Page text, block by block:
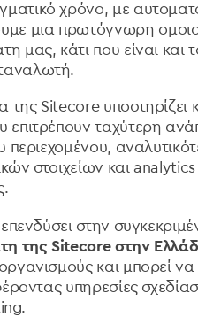
χρόνο, με
μια πρωτόγνωρη
μας, κάτι που είναι και
Sitecore υποστηρίζει
επιτρέπουν ταχύτερη
περιεχομένου,
στοιχείων και analytics
στην
της Sitecore στην
και μπορεί να
υπηρεσίες